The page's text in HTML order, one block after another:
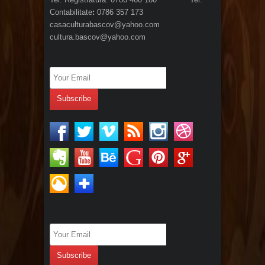
Contabilitate: 0786 357 173
casaculturabascov@yahoo.com
cultura.bascov@yahoo.com